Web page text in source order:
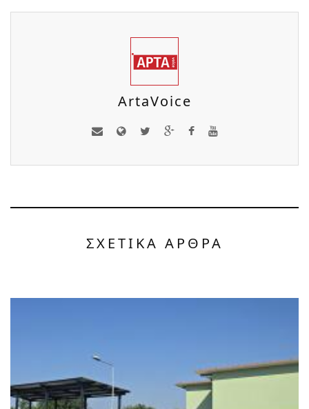
ArtaVoice
ΣΧΕΤΙΚΑ ΑΡΘΡΑ